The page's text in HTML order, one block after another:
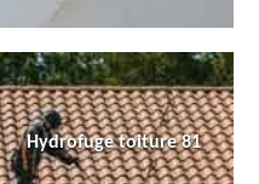
Hydrofuge toiture 81